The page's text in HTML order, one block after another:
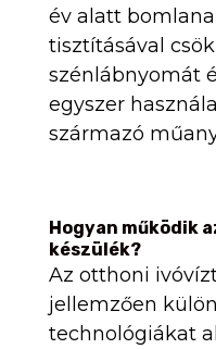
év alatt
tisztításával
szénlábnyomát
egyszer
származó
Hogyan működik
készülék?
Az otthoni
jellemzően
technológiákat